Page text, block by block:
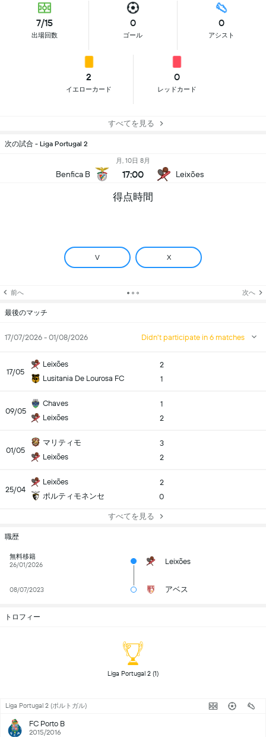
7/15
出場回数
0
ゴール
0
アシスト
2
イエローカード
0
レッドカード
すべてを見る
次の試合 - Liga Portugal 2
Benfica B
月, 10日 8月
17:00 Leixões
得点時間
V X
前へ 次へ
最後のマッチ
17/07/2026 - 01/08/2026 Didn't participate in 6 matches
17/05
Leixões
Lusitania De Lourosa FC
2
1
09/05
Chaves
Leixões
1
2
01/05
マリティモ
Leixões
3
2
25/04
Leixões
ポルティモネンセ
2
0
すべてを見る
職歴
無料移籍
26/01/2026
Leixões
08/07/2023 アベス
トロフィー
Liga Portugal 2 (ポルトガル)
FC Porto B
2015/2016